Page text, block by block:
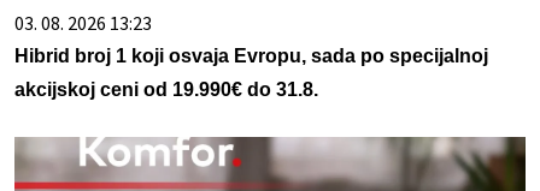
03. 08. 2026 13:23
Hibrid broj 1 koji osvaja Evropu, sada po specijalnoj
akcijskoj ceni od 19.990€ do 31.8.